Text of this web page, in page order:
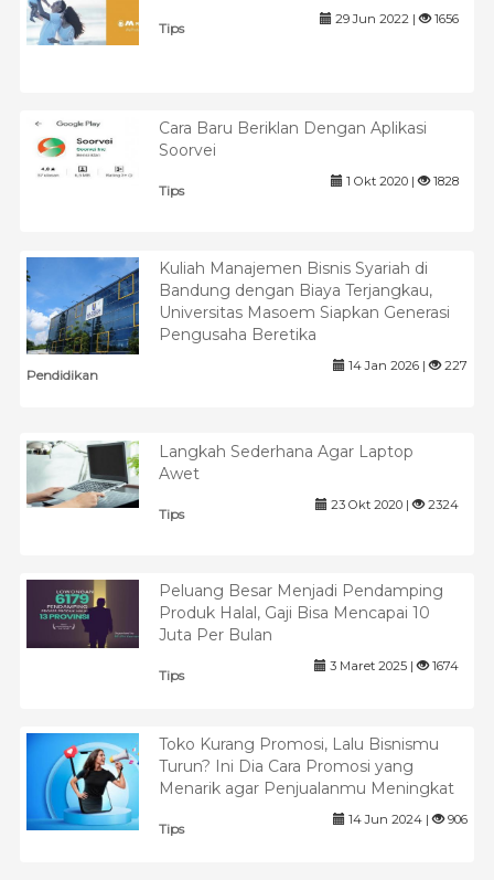
Tips
29 Jun 2022 | 1656
Cara Baru Beriklan Dengan Aplikasi
Soorvei
Tips
1 Okt 2020 | 1828
Kuliah Manajemen Bisnis Syariah di
Bandung dengan Biaya Terjangkau,
Universitas Masoem Siapkan Generasi
Pengusaha Beretika
Pendidikan
14 Jan 2026 | 227
Langkah Sederhana Agar Laptop
Awet
Tips
23 Okt 2020 | 2324
Peluang Besar Menjadi Pendamping
Produk Halal, Gaji Bisa Mencapai 10
Juta Per Bulan
Tips
3 Maret 2025 | 1674
Toko Kurang Promosi, Lalu Bisnismu
Turun? Ini Dia Cara Promosi yang
Menarik agar Penjualanmu Meningkat
Tips
14 Jun 2024 | 906